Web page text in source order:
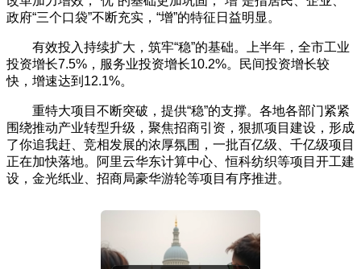
政府“三个口袋”不断充实，“增”的特征日益明显。
有效投入持续扩大，筑牢“稳”的基础。上半年，全市工业
投资增长7.5%，服务业投资增长10.2%。民间投资增长较
快，增速达到12.1%。
重特大项目不断突破，提供“稳”的支撑。各地各部门紧紧
围绕推动产业转型升级，聚焦招商引资，狠抓项目建设，形成
了你追我赶、竞相发展的浓厚氛围，一批百亿级、千亿级项目
正在加快落地。阿里云华东计算中心、恒科纺织等项目开工建
设，金光纸业、招商局豪华游轮等项目有序推进。